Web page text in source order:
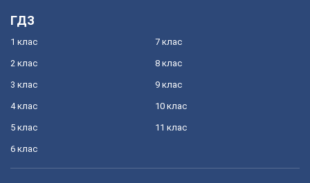
ГДЗ
1 клас
2 клас
3 клас
4 клас
5 клас
6 клас
7 клас
8 клас
9 клас
10 клас
11 клас